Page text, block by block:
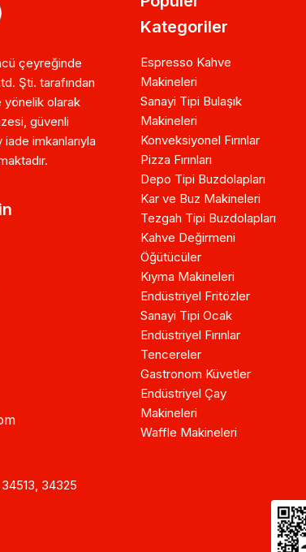
çeyreğinde
Şti. tarafından
olarak
güvenli
imkanlarıyla
34325
Kategoriler
Espresso Kahve
Makineleri
Sanayi Tipi Bulaşık
Makineleri
Konveksiyonel Fırınlar
Pizza Fırınları
Depo Tipi Buzdolapları
Kar ve Buz Makineleri
Tezgah Tipi Buzdolapları
Kahve Değirmeni
Öğütücüler
Kıyma Makineleri
Endüstriyel Fritözler
Sanayi Tipi Ocak
Endüstriyel Fırınlar
Tencereler
Gastronom Küvetler
Endüstriyel Çay
Makineleri
Waffle Makineleri